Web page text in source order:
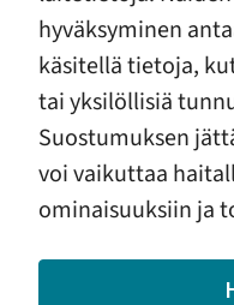
hyväksyminen
käsitellä tietoja,
tai yksilöllisiä
Suostumuksen
voi vaikuttaa
ominaisuuksiin ja
Rolle Alho, VTT,
12.45 Mistä on
nuoret tehty?
Yanika Wilén,
13.15 Paperittomien
tarpeet
Näkökulmia